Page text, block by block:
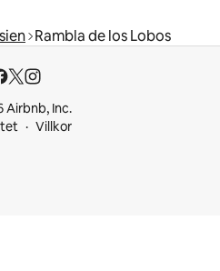
Rambla de los Lobos
Airbnb, Inc.
Villkor